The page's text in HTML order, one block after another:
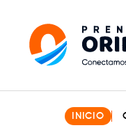
INICIO